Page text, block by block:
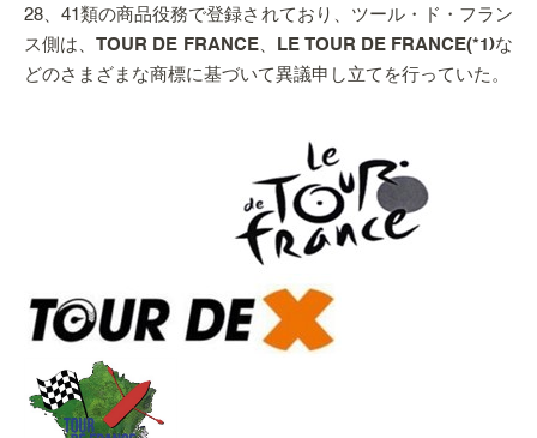
28、41類の商品役務で登録されており、ツール・ド・フラン
ス側は、TOUR DE FRANCE、 LE TOUR DE FRANCE(*1)な
どのさまざまな商標に基づいて異議申し立てを行っていた。